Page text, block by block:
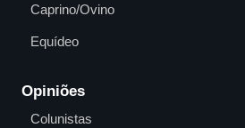
Caprino/Ovino
Equídeo
Opiniões
Colunistas